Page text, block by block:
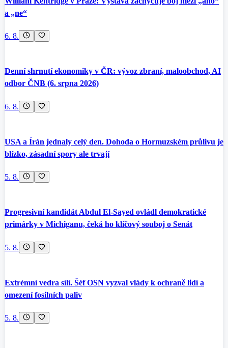
a „ne“
6. 8.
Denní shrnutí ekonomiky v ČR: vývoz zbraní, maloobchod, AI
odbor ČNB (6. srpna 2026)
6. 8.
USA a Írán jednaly celý den. Dohoda o Hormuzském průlivu je
blízko, zásadní spory ale trvají
5. 8.
Progresivní kandidát Abdul El-Sayed ovládl demokratické
primárky v Michiganu, čeká ho klíčový souboj o Senát
5. 8.
Extrémní vedra sílí. Šéf OSN vyzval vlády k ochraně lidí a
omezení fosilních paliv
5. 8.